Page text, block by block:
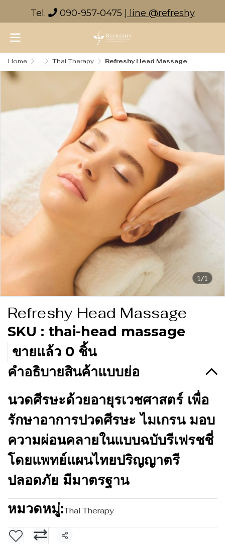
Tel. 090-957-0475 | line @refreshy
Home ... Thai Therapy Refreshy Head Massage
1/1
Refreshy Head Massage
SKU : thai-head massage
ขายแล้ว 0 ชิ้น
คำอธิบายสินค้าแบบย่อ
นวดศีรษะด้วยอายุรเวชศาสตร์ เพื่อ
รักษาอาการปวดศีรษะ ไมเกรน มอบ
ความผ่อนคลายในแบบฉบับรีเฟรชชี่
โดยแพทย์แผนไทยปริญญาตรี
ปลอดภัย มีมาตรฐาน
หมวดหมู่:Thai Therapy
แชร์